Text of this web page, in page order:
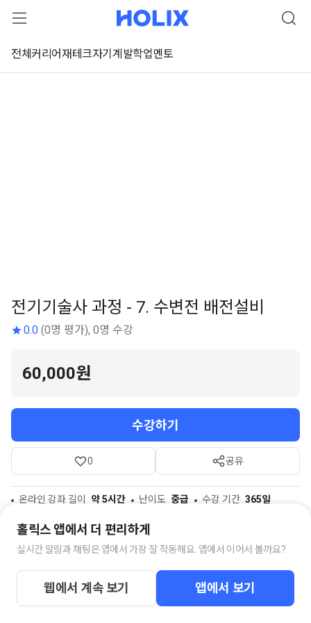
전체 커리어재테크자기계발학업멘토
좌 미리보기
전기기술사 과정 - 7. 수변전 배전설비
0.0 (0명 평가), 0명 수강
60,000원
수강하기
0 공유
온라인 강좌 길이 약 5시간 난이도 중급 수강 기간 365일
전기기술사 준비생 모임
홀릭스 앱에서 더 편리하게
실시간 알림과 채팅은 앱에서 가장 잘 작동해요. 앱에서 이어서 볼까요?
웹에서 계속 보기 앱에서 보기